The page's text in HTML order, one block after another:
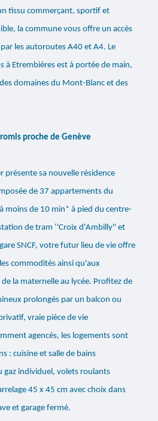
tissu commerçant, sportif et
la commune vous offre un accès
les autoroutes A40 et A4. Le
à Etrembières est à portée de main,
domaines du Mont-Blanc et des
proche de Genève
présente sa nouvelle résidence
de 37 appartements du
moins de 10 min* à pied du centre-
de tram ‘'Croix d'Ambilly'' et
SNCF, votre futur lieu de vie offre
commodités ainsi qu'aux
la maternelle au lycée. Profitez de
prolongés par un balcon ou
vraie pièce de vie
agencés, les logements sont
: cuisine et salle de bains
gaz individuel, volets roulants
45 x 45 cm avec choix dans
et garage fermé.